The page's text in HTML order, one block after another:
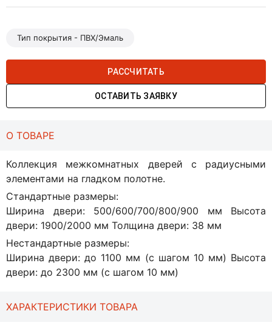
Тип покрытия - ПВХ/Эмаль
РАССЧИТАТЬ
ОСТАВИТЬ ЗАЯВКУ
О ТОВАРЕ
Коллекция межкомнатных дверей с радиусными
элементами на гладком полотне.
Стандартные размеры:
Ширина двери: 500/600/700/800/900 мм Высота
двери: 1900/2000 мм Толщина двери: 38 мм
Нестандартные размеры:
Ширина двери: до 1100 мм (с шагом 10 мм) Высота
двери: до 2300 мм (с шагом 10 мм)
ХАРАКТЕРИСТИКИ ТОВАРА